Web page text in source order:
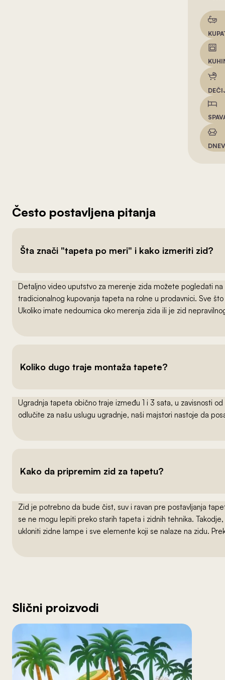
Često postavljena pitanja
Šta znači "tapeta po meri" i kako izmeriti zid?
Detaljno video uputstvo za merenje zida možete pogledati na
tradicionalnog kupovanja tapeta na rolne u prodavnici. Sve
Ukoliko imate nedoumica oko merenja zida ili je zid
Koliko dugo traje montaža tapete?
Ugradnja tapeta obično traje između 1 i 3 sata, u zavisnosti
odlučite za našu uslugu ugradnje, naši majstori nastoje da
Kako da pripremim zid za tapetu?
Zid je potrebno da bude čist, suv i ravan pre postavljanja
se ne mogu lepiti preko starih tapeta i zidnih tehnika.
ukloniti zidne lampe i sve elemente koji se nalaze na zidu.
Slični proizvodi